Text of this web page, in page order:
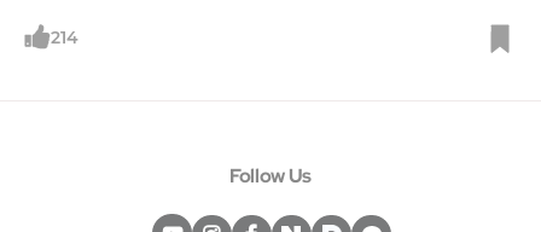
214
Follow Us